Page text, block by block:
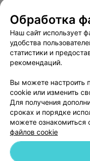
© 2026 ООО «Артокс Лаб»,
Обработка
Наш сайт использует
удобства
статистики и
рекомендаций.
Вы можете настроить
cookie или изменить
Для получения
сроках и порядке
можете ознакомиться
файлов cookie